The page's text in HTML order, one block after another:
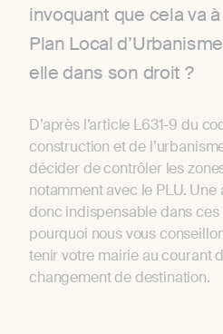
invoquant que cela va
Plan Local
elle dans son droit ?
D’après l’article L631-9 du
construction et de
décider de contrôler les
notamment avec le PLU.
donc indispensable dans ces
pourquoi nous vous
tenir votre mairie au courant
changement de destination.